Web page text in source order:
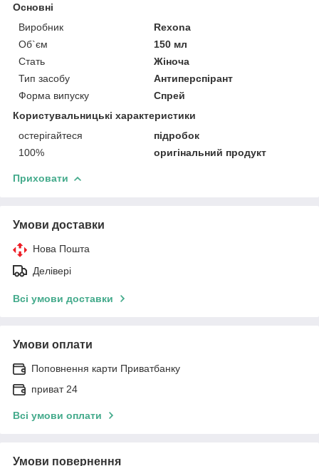
Основні
Виробник
Rexona
Об`єм
150 мл
Стать
Жіноча
Тип засобу
Антиперспірант
Форма випуску
Спрей
Користувальницькі характеристики
остерігайтеся
підробок
100%
оригінальний продукт
Приховати
Умови доставки
Нова Пошта
Делівері
Всі умови доставки
Умови оплати
Поповнення карти Приватбанку
приват 24
Всі умови оплати
Умови повернення